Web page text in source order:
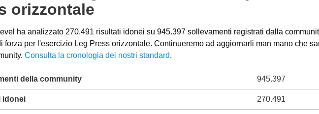
orizzontale
ha analizzato 270.491 risultati idonei su 945.397 sollevamenti registrati dalla
forza per l'esercizio Leg Press orizzontale. Continueremo ad aggiornarli man mano che
Consulta la cronologia dei nostri standard.
della community 945.397
idonei 270.491